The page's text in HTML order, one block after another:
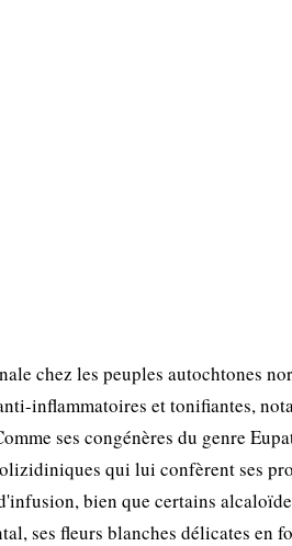
chez les peuples autochtones
inflammatoires et tonifiantes,
ses congénères du genre
qui lui confèrent ses
bien que certains
ses fleurs blanches délicates en